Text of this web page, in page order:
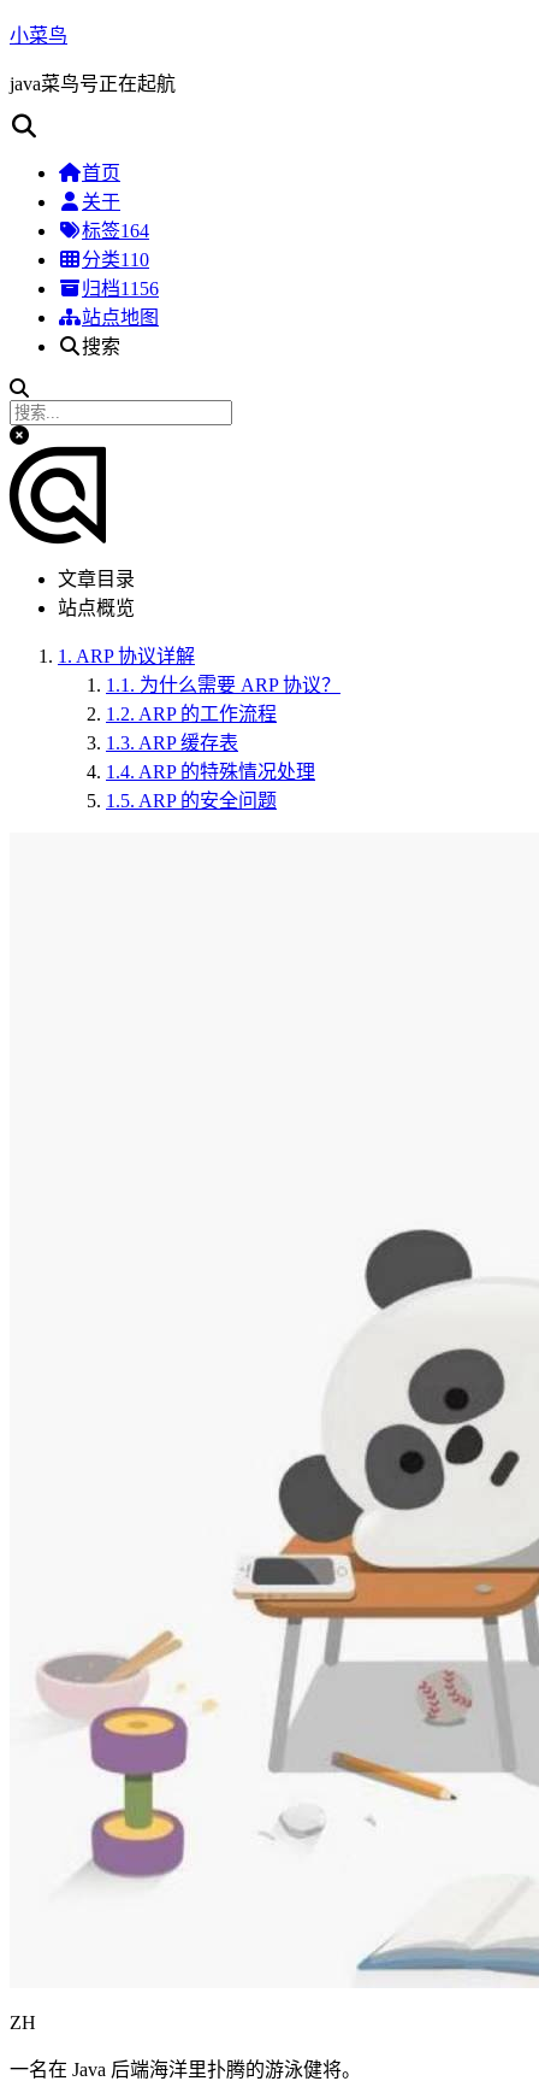
小菜鸟
java菜鸟号正在起航
首页
关于
标签164
分类110
归档1156
站点地图
搜索
文章目录
站点概览
1. ARP 协议详解
1.1. 为什么需要 ARP 协议？
1.2. ARP 的工作流程
1.3. ARP 缓存表
1.4. ARP 的特殊情况处理
1.5. ARP 的安全问题
ZH
一名在 Java 后端海洋里扑腾的游泳健将。